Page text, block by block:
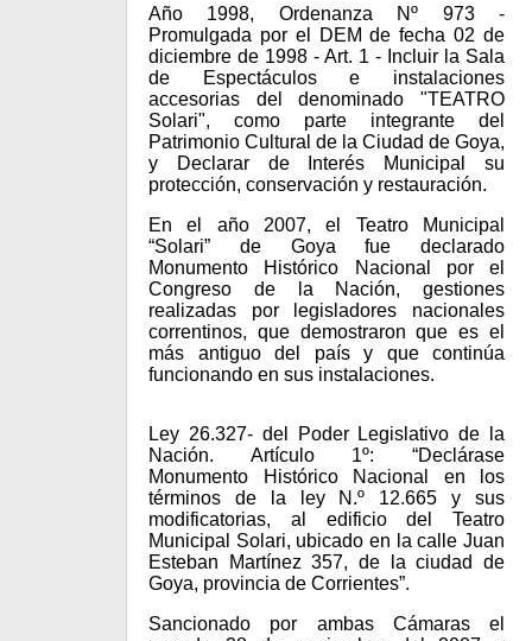
Año 1998, Ordenanza Nº 973 -
Promulgada por el DEM de fecha 02 de
diciembre de 1998 - Art. 1 - Incluir la Sala
de Espectáculos e instalaciones
accesorias del denominado "TEATRO
Solari", como parte integrante del
Patrimonio Cultural de la Ciudad de Goya,
y Declarar de Interés Municipal su
protección, conservación y restauración.
En el año 2007, el Teatro Municipal
“Solari” de Goya fue declarado
Monumento Histórico Nacional por el
Congreso de la Nación, gestiones
realizadas por legisladores nacionales
correntinos, que demostraron que es el
más antiguo del país y que continúa
funcionando en sus instalaciones.
Ley 26.327- del Poder Legislativo de la
Nación. Artículo 1º: “Declárase
Monumento Histórico Nacional en los
términos de la ley N.º 12.665 y sus
modificatorias, al edificio del Teatro
Municipal Solari, ubicado en la calle Juan
Esteban Martínez 357, de la ciudad de
Goya, provincia de Corrientes”.
Sancionado por ambas Cámaras el